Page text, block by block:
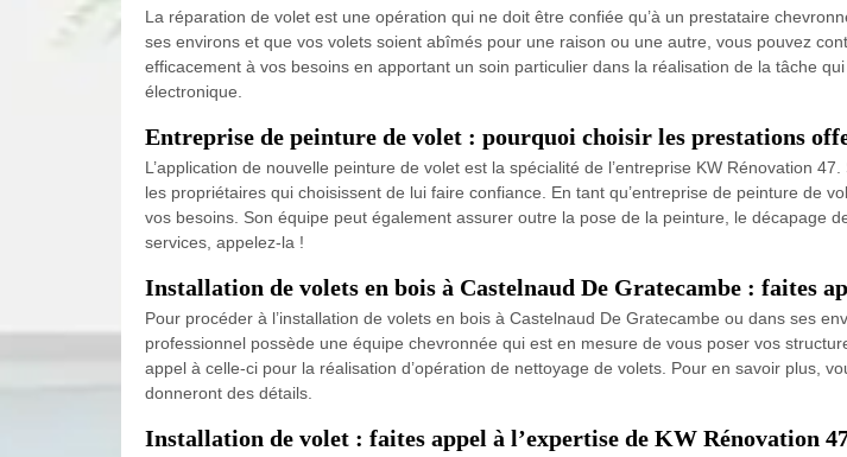
La réparation de volet est une opération qui ne doit être confiée qu’à un prestataire
ses environs et que vos volets soient abîmés pour une raison ou une autre, vous pouvez
efficacement à vos besoins en apportant un soin particulier dans la réalisation de la tâche
électronique.
Entreprise de peinture de volet : pourquoi choisir les prestations
L’application de nouvelle peinture de volet est la spécialité de l’entreprise KW Rénovation
les propriétaires qui choisissent de lui faire confiance. En tant qu’entreprise de peinture de
vos besoins. Son équipe peut également assurer outre la pose de la peinture, le décapage
services, appelez-la !
Installation de volets en bois à Castelnaud De Gratecambe : faites
Pour procéder à l’installation de volets en bois à Castelnaud De Gratecambe ou dans ses
professionnel possède une équipe chevronnée qui est en mesure de vous poser vos
appel à celle-ci pour la réalisation d’opération de nettoyage de volets. Pour en savoir plus,
donneront des détails.
Installation de volet : faites appel à l’expertise de KW Rénovation